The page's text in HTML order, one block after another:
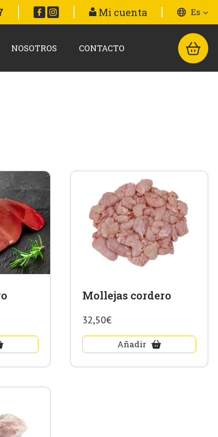
Mi cuenta Es
NOSOTROS CONTACTO
Mollejas cordero
32,50€
Añadir